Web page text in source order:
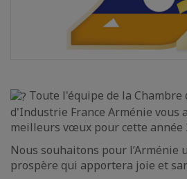
Toute l'équipe de la Chambre
d'Industrie France Arménie vous
meilleurs vœux pour cette année
Nous souhaitons pour l’Arménie
prospère qui apportera joie et